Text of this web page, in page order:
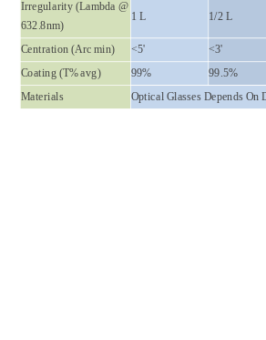
Irregularity (Lambda @
632.8nm)
1 L 1/2 L
Centration (Arc min) <5' <3'
Coating (T% avg) 99% 99.5%
Materials Optical Glasses Depends On